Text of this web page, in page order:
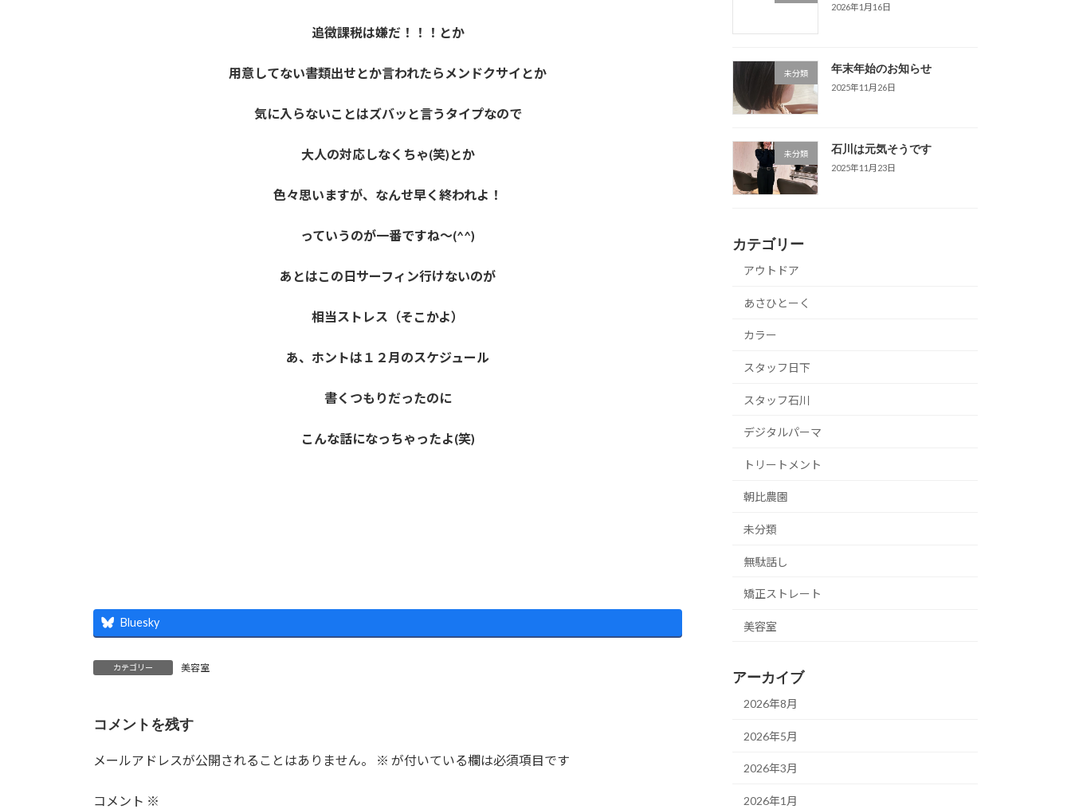
追徴課税は嫌だ！！！とか
用意してない書類出せとか言われたらメンドクサイとか
気に入らないことはズバッと言うタイプなので
大人の対応しなくちゃ(笑)とか
色々思いますが、なんせ早く終われよ！
っていうのが一番ですね～(^^)
あとはこの日サーフィン行けないのが
相当ストレス（そこかよ）
あ、ホントは１２月のスケジュール
書くつもりだったのに
こんな話になっちゃったよ(笑)
Bluesky
カテゴリー 美容室
コメントを残す
メールアドレスが公開されることはありません。 ※ が付いている欄は必須項目です
コメント ※
2026年1月16日
未分類 年末年始のお知らせ
2025年11月26日
未分類 石川は元気そうです
2025年11月23日
カテゴリー
アウトドア
あさひとーく
カラー
スタッフ日下
スタッフ石川
デジタルパーマ
トリートメント
朝比農園
未分類
無駄話し
矯正ストレート
美容室
アーカイブ
2026年8月
2026年5月
2026年3月
2026年1月